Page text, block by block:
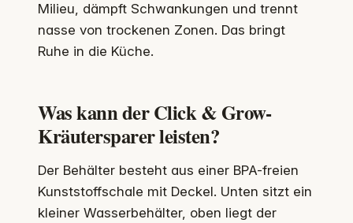
Milieu, dämpft Schwankungen und trennt
nasse von trockenen Zonen. Das bringt
Ruhe in die Küche.
Was kann der Click & Grow-
Kräutersparer leisten?
Der Behälter besteht aus einer BPA-freien
Kunststoffschale mit Deckel. Unten sitzt ein
kleiner Wasserbehälter, oben liegt der